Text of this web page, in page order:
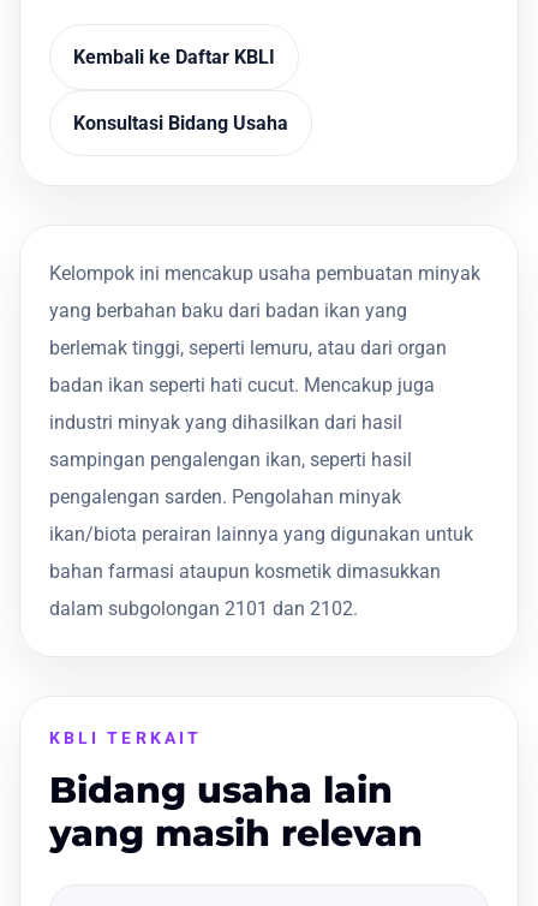
Kembali ke Daftar KBLI
Konsultasi Bidang Usaha
Kelompok ini mencakup usaha pembuatan minyak
yang berbahan baku dari badan ikan yang
berlemak tinggi, seperti lemuru, atau dari organ
badan ikan seperti hati cucut. Mencakup juga
industri minyak yang dihasilkan dari hasil
sampingan pengalengan ikan, seperti hasil
pengalengan sarden. Pengolahan minyak
ikan/biota perairan lainnya yang digunakan untuk
bahan farmasi ataupun kosmetik dimasukkan
dalam subgolongan 2101 dan 2102.
KBLI TERKAIT
Bidang usaha lain
yang masih relevan